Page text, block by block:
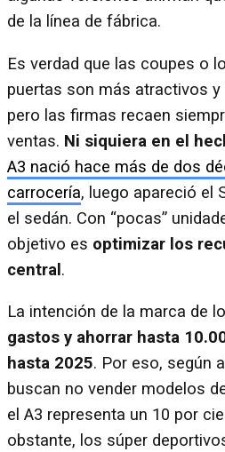
de la línea de fábrica.
Es verdad que las coupes o
puertas son más atractivos
pero las firmas recaen
ventas. Ni siquiera en el
A3 nació hace más de dos
carrocería, luego apareció el
el sedán. Con “pocas”
objetivo es optimizar los
central.
La intención de la marca de
gastos y ahorrar hasta
hasta 2025. Por eso, según
buscan no vender modelos
el A3 representa un 10 por
obstante, los súper